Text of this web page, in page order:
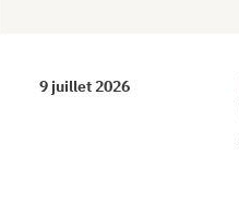
9 juillet 2026